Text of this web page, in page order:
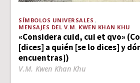
SÍMBOLOS UNIVERSALES
MENSAJES DEL V.M. KWEN KHAN KHU
«Considera cuid, cui et qvo»
[dices] a quién [se lo dices] y
encuentras])
V.M. Kwen Khan Khu